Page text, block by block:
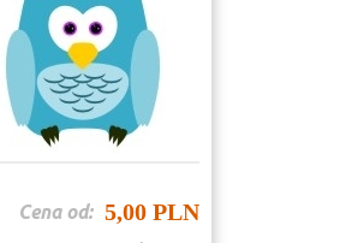
Cena od: 5,00 PLN